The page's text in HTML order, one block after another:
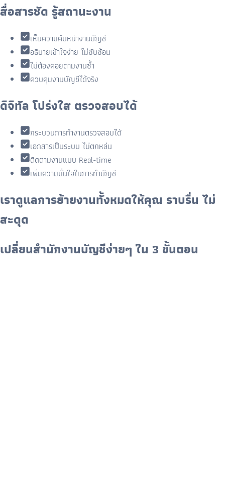
สื่อสารชัด รู้สถานะงาน
เห็นความคืบหน้างานบัญชี
อธิบายเข้าใจง่าย ไม่ซับซ้อน
ไม่ต้องคอยตามงานซ้ำ
ควบคุมงานบัญชีได้จริง
ดิจิทัล โปร่งใส ตรวจสอบได้
กระบวนการทำงานตรวจสอบได้
เอกสารเป็นระบบ ไม่ตกหล่น
ติดตามงานแบบ Real-time
เพิ่มความมั่นใจในการทำบัญชี
เราดูแลการย้ายงานทั้งหมดให้คุณ ราบรื่น ไม่
สะดุด
เปลี่ยนสำนักงานบัญชีง่ายๆ ใน 3 ขั้นตอน